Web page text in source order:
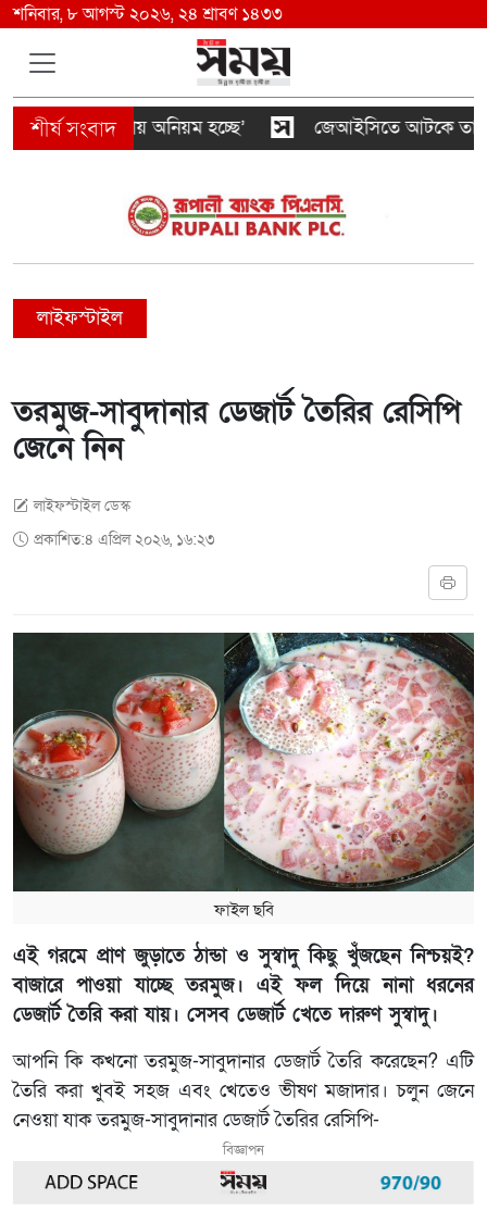
শনিবার, ৮ আগস্ট ২০২৬, ২৪ শ্রাবণ ১৪৩৩
প্রযোজনায় অনিয়ম হচ্ছে’ জেআইসিতে আটকে তারেক
লাইফস্টাইল
তরমুজ-সাবুদানার ডেজার্ট তৈরির রেসিপি
জেনে নিন
লাইফস্টাইল ডেস্ক
প্রকাশিত:৪ এপ্রিল ২০২৬, ১৬:২৩
ফাইল ছবি
এই গরমে প্রাণ জুড়াতে ঠান্ডা ও সুস্বাদু কিছু খুঁজছেন নিশ্চয়ই?
বাজারে পাওয়া যাচ্ছে তরমুজ। এই ফল দিয়ে নানা ধরনের
ডেজার্ট তৈরি করা যায়। সেসব ডেজার্ট খেতে দারুণ সুস্বাদু।
আপনি কি কখনো তরমুজ-সাবুদানার ডেজার্ট তৈরি করেছেন? এটি
তৈরি করা খুবই সহজ এবং খেতেও ভীষণ মজাদার। চলুন জেনে
নেওয়া যাক তরমুজ-সাবুদানার ডেজার্ট তৈরির রেসিপি-
বিজ্ঞাপন